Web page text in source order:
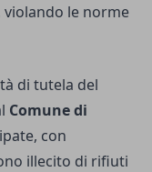
le norme
di tutela del
Comune di
con
illecito di rifiuti